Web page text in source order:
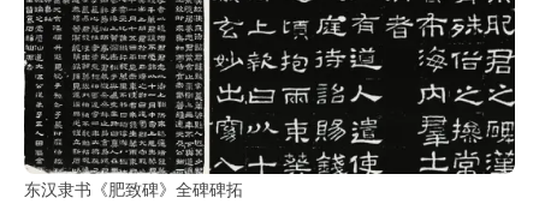
东汉隶书《肥致碑》全碑碑拓